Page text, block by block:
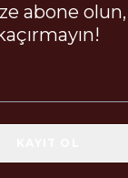
abone olun,